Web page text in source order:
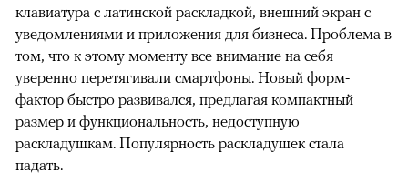
клавиатура с латинской раскладкой, внешний экран с
уведомлениями и приложения для бизнеса. Проблема в
том, что к этому моменту все внимание на себя
уверенно перетягивали смартфоны. Новый форм-
фактор быстро развивался, предлагая компактный
размер и функциональность, недоступную
раскладушкам. Популярность раскладушек стала
падать.